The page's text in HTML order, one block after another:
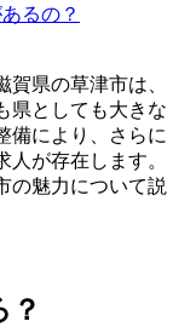
るの？
県の草津市は、
県としても大きな
備により、さらに
が存在します。
の魅力について説